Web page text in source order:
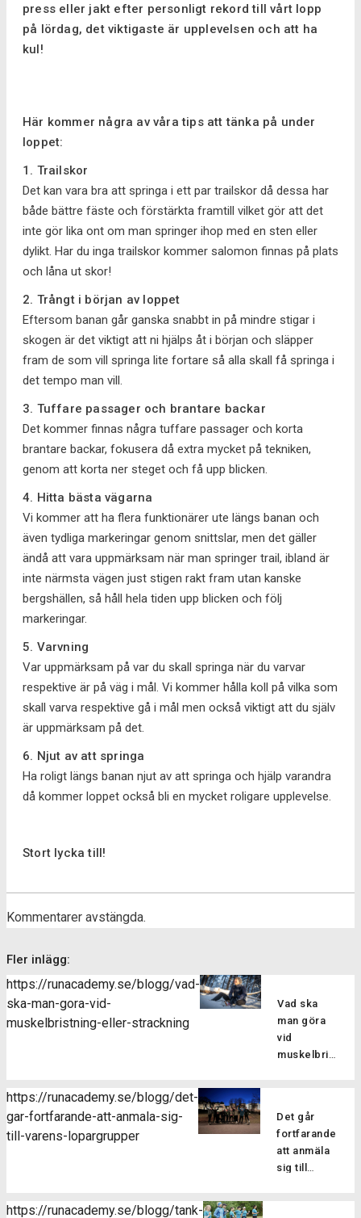
press eller jakt efter personligt rekord till vårt lopp
på lördag, det viktigaste är upplevelsen och att ha
kul!
Här kommer några av våra tips att tänka på under
loppet:
1. Trailskor
Det kan vara bra att springa i ett par trailskor då dessa har
både bättre fäste och förstärkta framtill vilket gör att det
inte gör lika ont om man springer ihop med en sten eller
dylikt. Har du inga trailskor kommer salomon finnas på plats
och låna ut skor!
2. Trångt i början av loppet
Eftersom banan går ganska snabbt in på mindre stigar i
skogen är det viktigt att ni hjälps åt i början och släpper
fram de som vill springa lite fortare så alla skall få springa i
det tempo man vill.
3. Tuffare passager och brantare backar
Det kommer finnas några tuffare passager och korta
brantare backar, fokusera då extra mycket på tekniken,
genom att korta ner steget och få upp blicken.
4. Hitta bästa vägarna
Vi kommer att ha flera funktionärer ute längs banan och
även tydliga markeringar genom snittslar, men det gäller
ändå att vara uppmärksam när man springer trail, ibland är
inte närmsta vägen just stigen rakt fram utan kanske
bergshällen, så håll hela tiden upp blicken och följ
markeringar.
5. Varvning
Var uppmärksam på var du skall springa när du varvar
respektive är på väg i mål. Vi kommer hålla koll på vilka som
skall varva respektive gå i mål men också viktigt att du själv
är uppmärksam på det.
6. Njut av att springa
Ha roligt längs banan njut av att springa och hjälp varandra
då kommer loppet också bli en mycket roligare upplevelse.
Stort lycka till!
Kommentarer avstängda.
Fler inlägg:
https://runacademy.se/blogg/vad-
ska-man-gora-vid-
muskelbristning-eller-strackning
Vad ska
man göra
vid
muskelbristning
av en skada
kan man
tyvärr aldrig
vara helt
https://runacademy.se/blogg/det-
gar-fortfarande-att-anmala-sig-
till-varens-lopargrupper
Det går
fortfarande
att anmäla
sig till
https://runacademy.se/blogg/tank-